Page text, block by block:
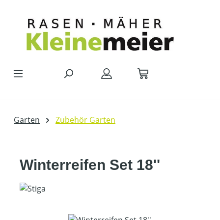
Garten Zubehör Garten
Winterreifen Set 18''